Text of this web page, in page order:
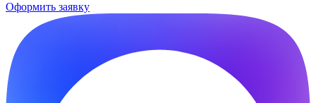
Оформить заявку